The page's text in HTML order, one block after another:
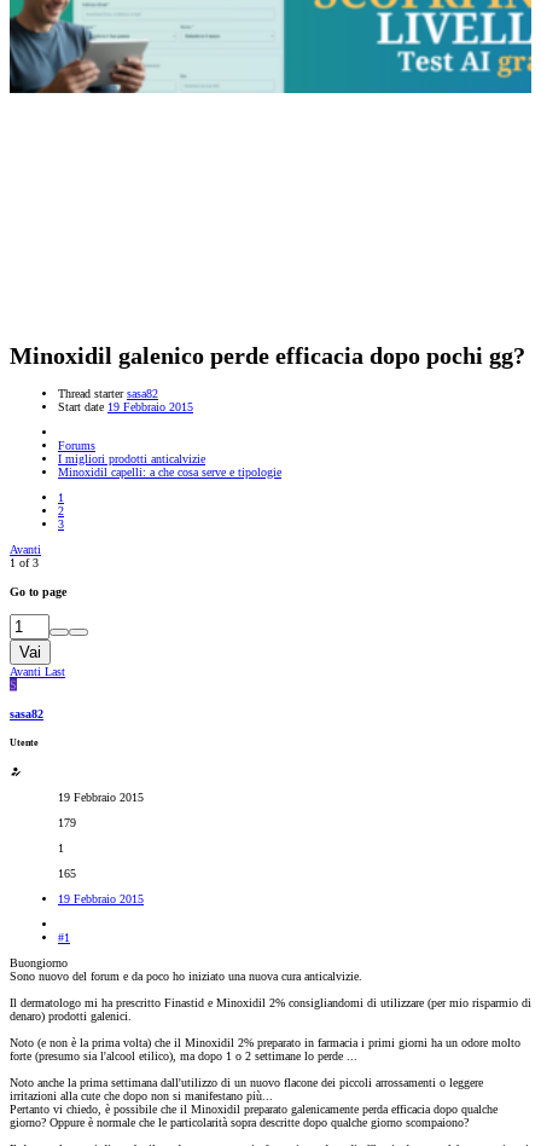
Minoxidil galenico perde efficacia dopo pochi gg?
Thread starter sasa82
Start date 19 Febbraio 2015
Forums
I migliori prodotti anticalvizie
Minoxidil capelli: a che cosa serve e tipologie
1
2
3
Avanti
1 of 3
Go to page
Vai
Avanti Last
S
sasa82
Utente
19 Febbraio 2015
179
1
165
19 Febbraio 2015
#1
Buongiorno
Sono nuovo del forum e da poco ho iniziato una nuova cura anticalvizie.
Il dermatologo mi ha prescritto Finastid e Minoxidil 2% consigliandomi di utilizzare (per mio risparmio di
denaro) prodotti galenici.
Noto (e non è la prima volta) che il Minoxidil 2% preparato in farmacia i primi giorni ha un odore molto
forte (presumo sia l'alcool etilico), ma dopo 1 o 2 settimane lo perde ...
Noto anche la prima settimana dall'utilizzo di un nuovo flacone dei piccoli arrossamenti o leggere
irritazioni alla cute che dopo non si manifestano più...
Pertanto vi chiedo, è possibile che il Minoxidil preparato galenicamente perda efficacia dopo qualche
giorno? Oppure è normale che le particolarità sopra descritte dopo qualche giorno scompaiono?